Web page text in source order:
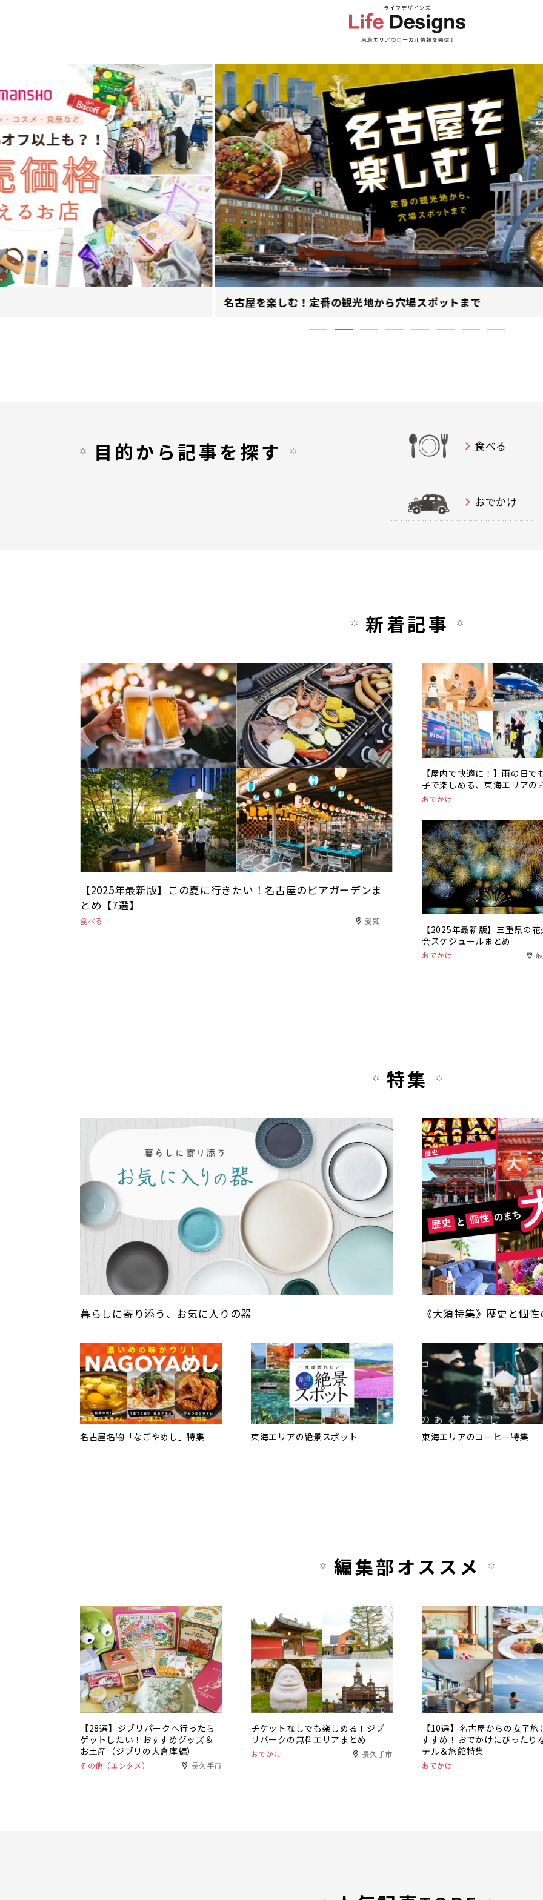
名古屋を楽しむ！定番の観光地から穴場スポットまで
目的から記事を探す 食べる
おでかけ
新着記事
【2025年最新版】この夏に行きたい！名古屋のビアガーデンま
とめ【7選】
食べる 愛知
【屋内で快適に！】雨の日で
子で楽しめる、東海エリアの
かけスポットまとめ
おでかけ
【2025年最新版】三重県の
会スケジュールまとめ
おでかけ
特集
暮らしに寄り添う、お気に入りの器 《大須特集》歴史と個
名古屋名物「なごやめし」特集 東海エリアの絶景スポット 東海エリアのコーヒー特集
編集部オススメ
【28選】ジブリパークへ行ったら
ゲットしたい！おすすめグッズ＆
お土産（ジブリの大倉庫編）
その他（エンタメ） 長久手市
チケットなしでも楽しめる！ジブ
リパークの無料エリアまとめ
おでかけ 長久手市
【10選】名古屋からの女子旅
すすめ！おでかけにぴったり
テル＆旅館特集
おでかけ